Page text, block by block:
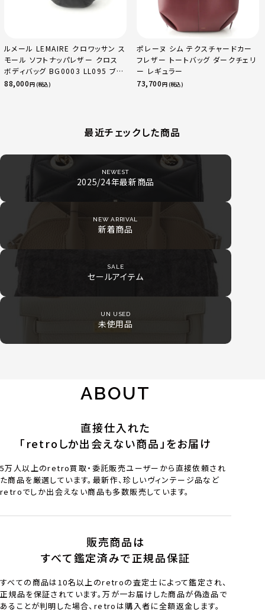
ルメール LEMAIRE クロワッサン ス
モール ソフトナッパレザー クロス
ボディバッグ BG0003 LL095 ブラ
ック
88,000円 (税込)
ポレーヌ シム テクスチャードカー
フレザー トートバッグ ダークチェリ
ー レギュラー
73,700円 (税込)
最近チェックした商品
NEWEST
2025/24年最新商品
NEW ARRIVAL
新着商品
SALE
セールアイテム
UN USED
未使用品
ABOUT
直接仕入れた
「retroしか出会えない商品」をお届け
5万人以上のretro買取・委託販売ユーザーから直接依頼され
た商品を厳選しています。最新作、珍しいヴィンテージ品など
retroでしか出会えない商品も多数販売しています。
販売商品は
すべて鑑定済みで正規品保証
すべての商品は10名以上のretroの査定士によって鑑定され、
正規品を保証されています。万が一お届けした商品が偽造品で
あることが判明した場合、retroは購入者に全額返金します。